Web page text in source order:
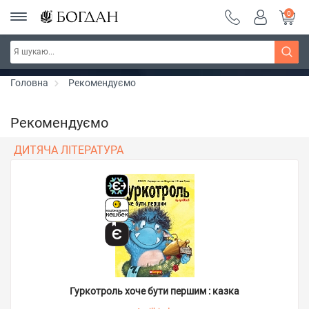
РОЗПРОДАЖ ~ 150 грн ~ 200 грн ~ 250 грн ~
300 грн ~ РОЗПРОДАЖ
Дізнатись більше
0
Головна Рекомендуємо
Рекомендуємо
ДИТЯЧА ЛІТЕРАТУРА
Гуркотроль хоче бути першим : казка